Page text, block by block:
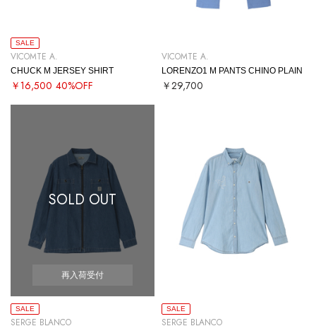
SALE
VICOMTE A.
CHUCK M JERSEY SHIRT
￥16,500 40%OFF
VICOMTE A.
LORENZO1 M PANTS CHINO PLAIN
￥29,700
SOLD OUT
再入荷受付
SALE
SERGE BLANCO
SALE
SERGE BLANCO